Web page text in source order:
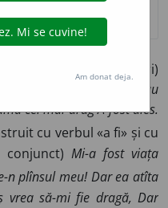
persoane sau lucruri)
al prinților șirag, Cîți au
cel mai drag A fost ales.
cu verbul «a fi» și cu
Mi-a fost viața
n plînsul meu! Dar ea atîta
vrea să-mi fie dragă, Dar
Am donat deja.